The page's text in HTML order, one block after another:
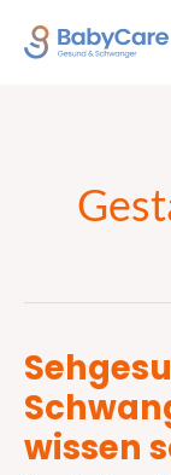
Inhalt
wissen
Sehgesundheit
während
Schwangerschaft: